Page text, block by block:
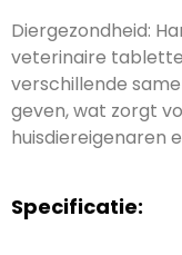
Diergezondheid:
veterinaire
verschillende
geven, wat zorgt
huisdiereigenaren
Specificatie: